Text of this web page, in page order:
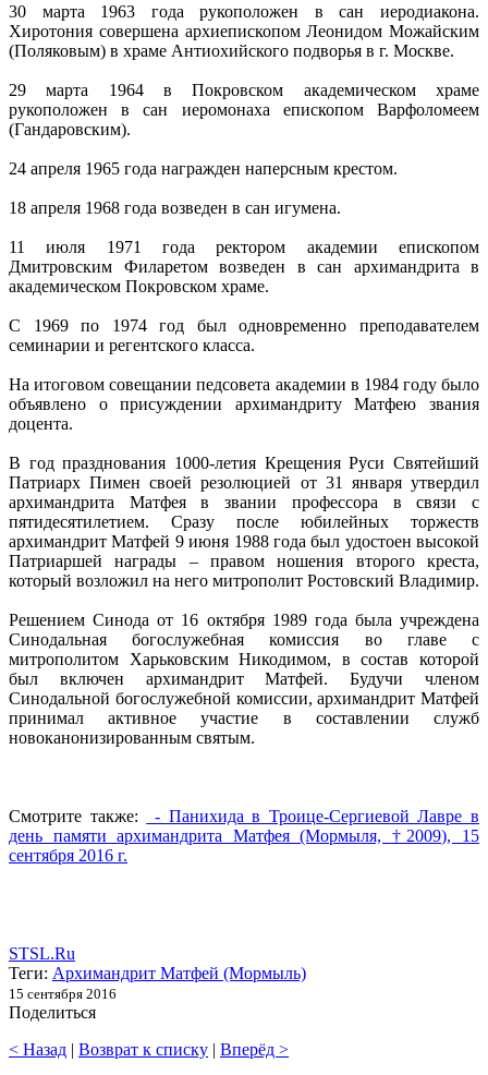
30 марта 1963 года рукоположен в сан иеродиакона.
Хиротония совершена архиепископом Леонидом Можайским
(Поляковым) в храме Антиохийского подворья в г. Москве.
29 марта 1964 в Покровском академическом храме
рукоположен в сан иеромонаха епископом Варфоломеем
(Гандаровским).
24 апреля 1965 года награжден наперсным крестом.
18 апреля 1968 года возведен в сан игумена.
11 июля 1971 года ректором академии епископом
Дмитровским Филаретом возведен в сан архимандрита в
академическом Покровском храме.
С 1969 по 1974 год был одновременно преподавателем
семинарии и регентского класса.
На итоговом совещании педсовета академии в 1984 году было
объявлено о присуждении архимандриту Матфею звания
доцента.
В год празднования 1000-летия Крещения Руси Святейший
Патриарх Пимен своей резолюцией от 31 января утвердил
архимандрита Матфея в звании профессора в связи с
пятидесятилетием. Сразу после юбилейных торжеств
архимандрит Матфей 9 июня 1988 года был удостоен высокой
Патриаршей награды – правом ношения второго креста,
который возложил на него митрополит Ростовский Владимир.
Решением Синода от 16 октября 1989 года была учреждена
Синодальная богослужебная комиссия во главе с
митрополитом Харьковским Никодимом, в состав которой
был включен архимандрит Матфей. Будучи членом
Синодальной богослужебной комиссии, архимандрит Матфей
принимал активное участие в составлении служб
новоканонизированным святым.
Смотрите также:
- Панихида в Троице-Сергиевой Лавре в
день памяти архимандрита Матфея (Мормыля, †2009), 15
сентября 2016 г.
STSL.Ru
Теги: Архимандрит Матфей (Мормыль)
15 сентября 2016
Поделиться
< Назад | Возврат к списку | Вперёд >